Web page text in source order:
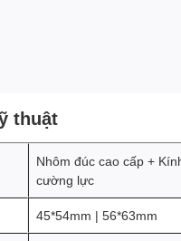
thuật
Nhôm đúc cao cấp +
cường lực
45*54mm | 56*63mm